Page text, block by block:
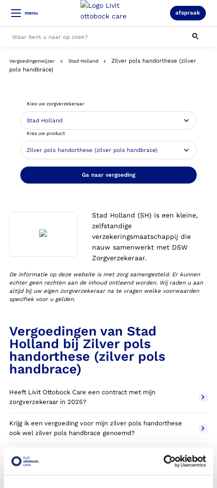
menu afspraak
Alle resultaten
Vergoedingenwijzer Stad Holland
Zilver pols handorthese (zilver
pols handbrace)
Kies uw zorgverzekeraar
Kies uw product
Ga naar vergoeding
Stad Holland (SH) is een kleine,
zelfstandige
verzekeringsmaatschappij die
nauw samenwerkt met DSW
Zorgverzekeraar.
De informatie op deze website is met zorg samengesteld. Er kunnen
echter geen rechten aan de inhoud ontleend worden. Wij raden u aan
altijd bij uw eigen zorgverzekeraar na te vragen welke voorwaarden
specifiek voor u gelden.
Vergoedingen van Stad
Holland bij Zilver pols
handorthese (zilver pols
handbrace)
Heeft Livit Ottobock Care een contract met mijn
zorgverzekeraar in 2025?
Krijg ik een vergoeding voor mijn zilver pols handorthese
ook wel zilver pols handbrace genoemd?
Wanneer komt mijn zilver pols handorthese NIET in
aanmerking voor vergoeding via mijn zorgverzekeraar?